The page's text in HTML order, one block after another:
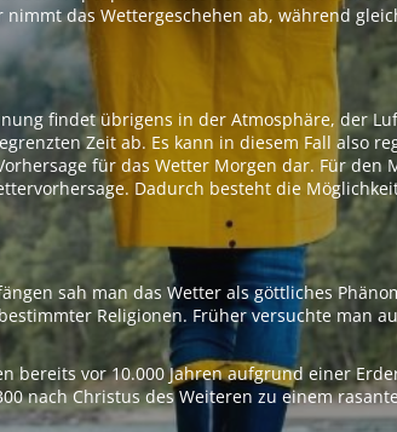
das Wettergeschehen ab, während
findet übrigens in der Atmosphäre, der
Zeit ab. Es kann in diesem Fall also
für das Wetter Morgen dar. Für den
Dadurch besteht die
sah man das Wetter als göttliches
Religionen. Früher versuchte man
bereits vor 10.000 Jahren aufgrund einer
nach Christus des Weiteren zu einem